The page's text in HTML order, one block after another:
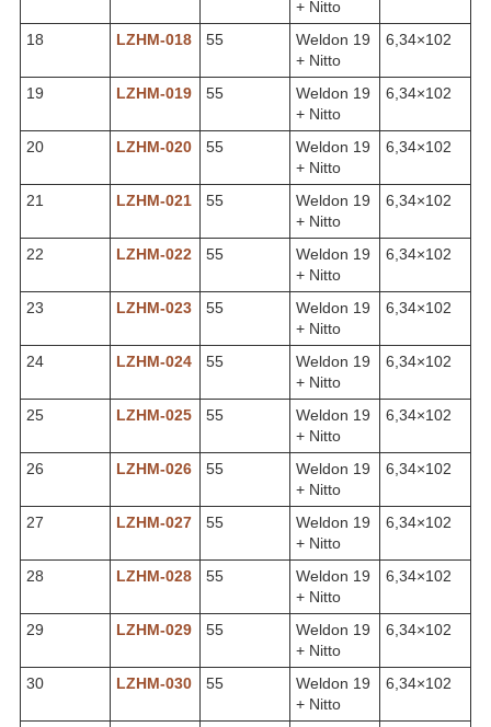
+ Nitto
18 LZHM-018 55
Weldon 19
+ Nitto
6,34×102
19 LZHM-019 55
Weldon 19
+ Nitto
6,34×102
20 LZHM-020 55
Weldon 19
+ Nitto
6,34×102
21 LZHM-021 55
Weldon 19
+ Nitto
6,34×102
22 LZHM-022 55
Weldon 19
+ Nitto
6,34×102
23 LZHM-023 55
Weldon 19
+ Nitto
6,34×102
24 LZHM-024 55
Weldon 19
+ Nitto
6,34×102
25 LZHM-025 55
Weldon 19
+ Nitto
6,34×102
26 LZHM-026 55
Weldon 19
+ Nitto
6,34×102
27 LZHM-027 55
Weldon 19
+ Nitto
6,34×102
28 LZHM-028 55
Weldon 19
+ Nitto
6,34×102
29 LZHM-029 55
Weldon 19
+ Nitto
6,34×102
30 LZHM-030 55
Weldon 19
+ Nitto
6,34×102